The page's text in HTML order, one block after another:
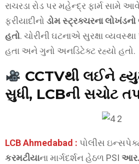
રાચરડા રોડ પર મહેન્દ્ર ફાર્મ સામે
ફરીયાદીનો ડોમ સ્ટ્રક્ચરના લોખંડનો
હતો. ચોરીની ઘટનાએ સુરક્ષા વ્યવસ્થા
હતા અને ગુનો અનડિટેક્ટ રહ્યો હતો.
CCTVથી લઈને
સુધી, LCBની સચોટ
LCB Ahmedabad : પોલીસ
કરમટીયાના માર્ગદર્શન હેઠળ PSI